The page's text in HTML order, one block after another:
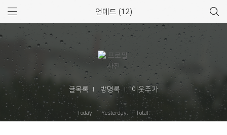
글목록 방명록 이웃추가
Today: Yesterday: Total:
언데드 (12)